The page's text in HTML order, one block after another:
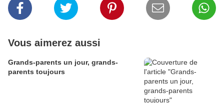
Vous aimerez aussi
Grands-parents un jour, grands-
parents toujours